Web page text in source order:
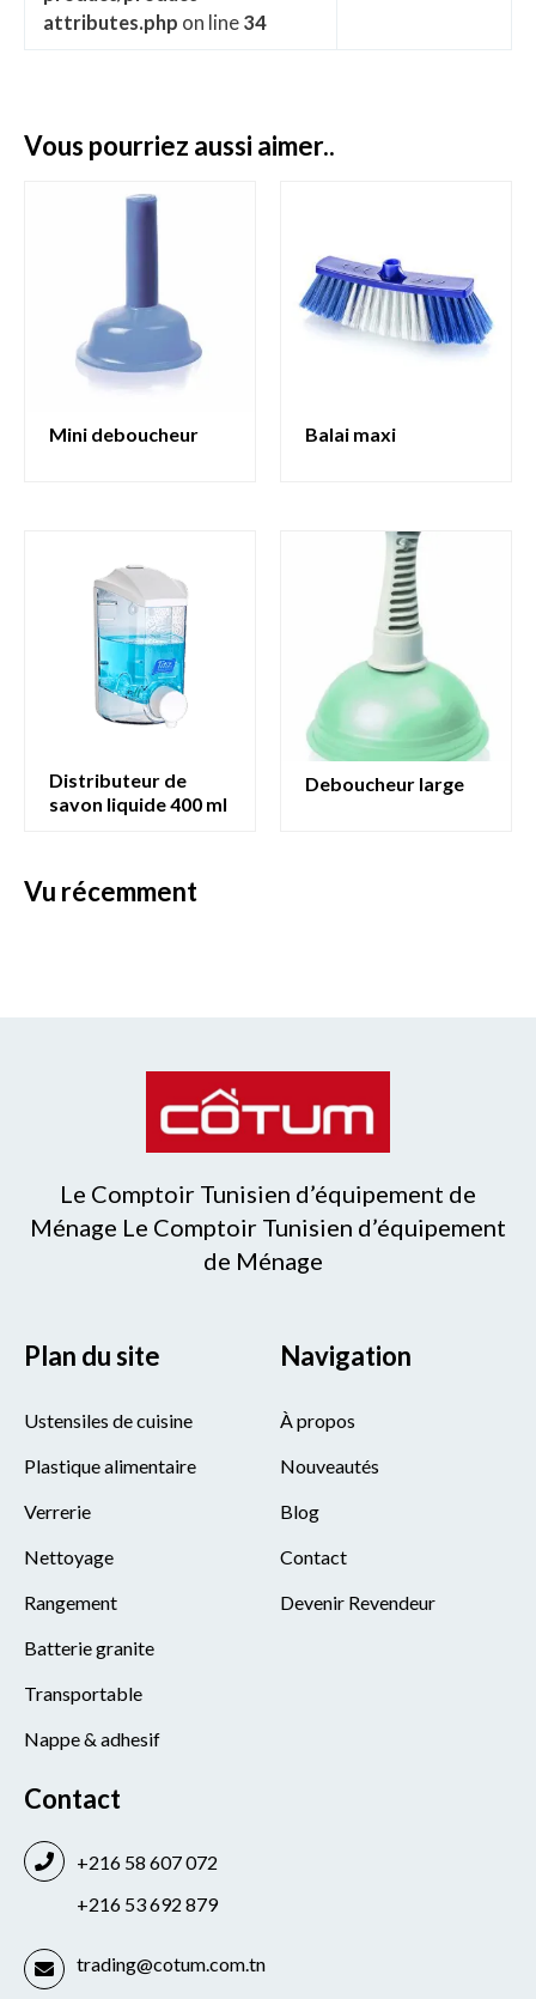
attributes.php on line 34
vous pourriez aussi aimer..
mini deboucheur balai maxi
distributeur de
savon liquide 400 ml
deboucheur large
vu récemment
Le Comptoir Tunisien d’équipement de
Ménage Le Comptoir Tunisien d’équipement
de Ménage
Plan du site
Ustensiles de cuisine
Plastique alimentaire
Verrerie
Nettoyage
Rangement
Batterie granite
Transportable
Nappe & adhesif
Navigation
À propos
Nouveautés
Blog
Contact
Devenir Revendeur
Contact
+216 58 607 072
+216 53 692 879
trading@cotum.com.tn